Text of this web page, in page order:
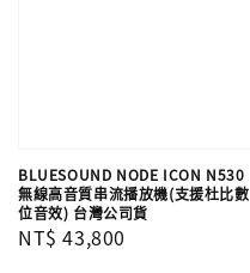
BLUESOUND NODE ICON N530
無線高音質串流播放機(支援杜比數
位音效) 台灣公司貨
Regular
NT$ 43,800